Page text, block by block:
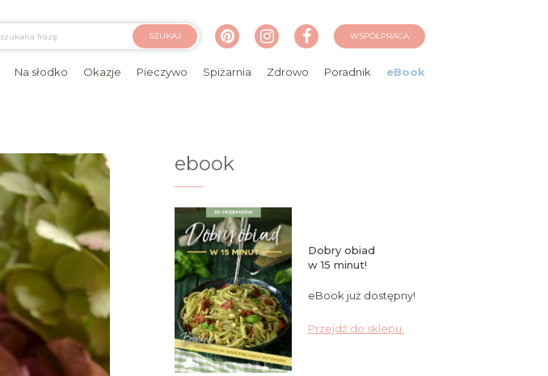
SZUKAJ WSPÓŁPRACA
Na słodko Okazje Pieczywo Spiżarnia Zdrowo Poradnik eBook
ebook
Dobry obiad
w 15 minut!
eBook już dostępny!
Przejdź do sklepu.